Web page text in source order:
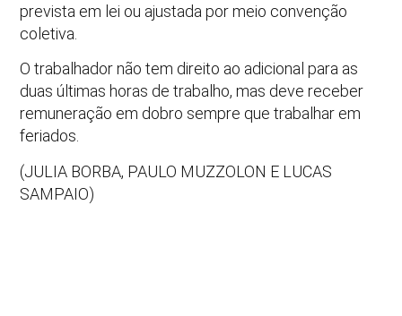
prevista em lei ou ajustada por meio convenção
coletiva.
O trabalhador não tem direito ao adicional para as
duas últimas horas de trabalho, mas deve receber
remuneração em dobro sempre que trabalhar em
feriados.
(JULIA BORBA, PAULO MUZZOLON E LUCAS
SAMPAIO)